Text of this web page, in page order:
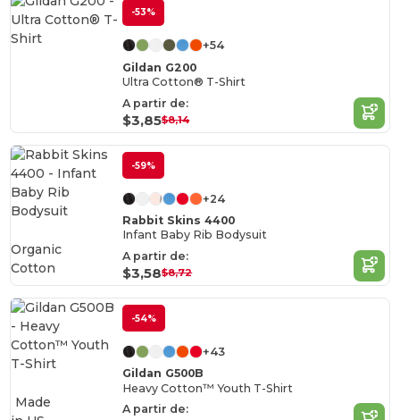
-53%
+54
Gildan G200
Ultra Cotton® T-Shirt
A partir de:
$3,85$8,14
-59%
+24
Rabbit Skins 4400
Infant Baby Rib Bodysuit
A partir de:
$3,58$8,72
Organic
Cotton
-54%
+43
Gildan G500B
Heavy Cotton™ Youth T-Shirt
A partir de:
Made